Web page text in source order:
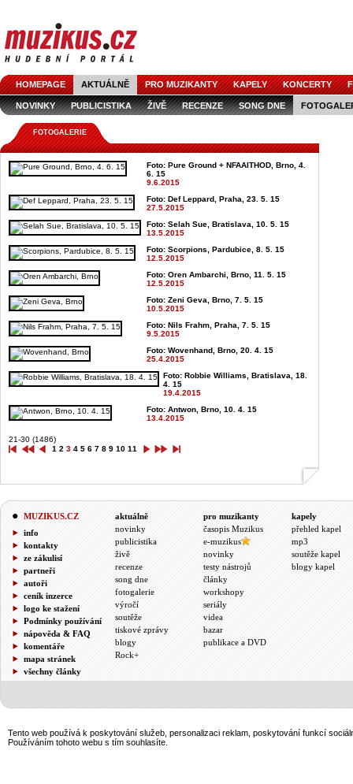
HOMEPAGE AKTUÁLNĚ PRO MUZIKANTY KAPELY KONCERTY
NOVINKY PUBLICISTIKA ŽIVĚ RECENZE SONG DNE
FOTOGALERIE
Foto: Pure Ground + NFAAITHOD, Brno, 4.
6. 15
9.6.2015
Foto: Def Leppard, Praha, 23. 5. 15
27.5.2015
Foto: Selah Sue, Bratislava, 10. 5. 15
13.5.2015
Foto: Scorpions, Pardubice, 8. 5. 15
12.5.2015
Foto: Oren Ambarchi, Brno, 11. 5. 15
12.5.2015
Foto: Zeni Geva, Brno, 7. 5. 15
10.5.2015
Foto: Nils Frahm, Praha, 7. 5. 15
9.5.2015
Foto: Wovenhand, Brno, 20. 4. 15
25.4.2015
Foto: Robbie Williams, Bratislava, 18.
4. 15
19.4.2015
Foto: Antwon, Brno, 10. 4. 15
13.4.2015
21-30 (1486)
1 2 3 4 5 6 7 8 9 10 11
MUZIKUS.CZ
info
kontakty
ze zákulisí
partneři
autoři
ceník inzerce
logo ke stažení
Podmínky používání
nápověda & FAQ
komentáře
mapa stránek
všechny články
aktuálně
novinky
publicistika
živě
recenze
song dne
fotogalerie
výročí
soutěže
tiskové zprávy
blogy
Rock+
pro muzikanty
časopis Muzikus
e-muzikus
novinky
testy nástrojů
články
workshopy
seriály
videa
bazar
publikace a DVD
kapely
přehled kapel
mp3
soutěže kapel
blogy kapel
Tento web používá k poskytování služeb, personalizaci reklam, poskytování funkcí
Používáním tohoto webu s tím souhlasíte.